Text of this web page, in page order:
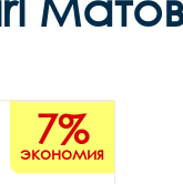
7%
экономия